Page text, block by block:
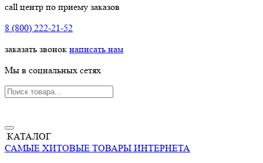
call центр по приему заказов
8 (800) 222-21-52
заказать звонок написать нам
Мы в социальных сетях
КАТАЛОГ
САМЫЕ ХИТОВЫЕ ТОВАРЫ ИНТЕРНЕТА